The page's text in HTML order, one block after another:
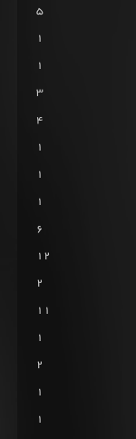
5
1
1
3
4
1
1
1
6
12
2
11
1
2
1
1